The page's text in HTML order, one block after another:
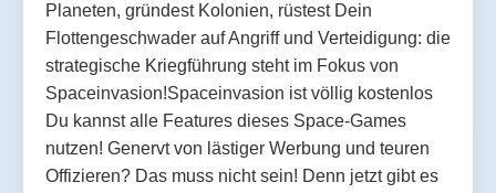
Planeten, gründest Kolonien, rüstest Dein
Flottengeschwader auf Angriff und Verteidigung: die
strategische Kriegführung steht im Fokus von
Spaceinvasion!Spaceinvasion ist völlig kostenlos
Du kannst alle Features dieses Space-Games
nutzen! Genervt von lästiger Werbung und teuren
Offizieren? Das muss nicht sein! Denn jetzt gibt es